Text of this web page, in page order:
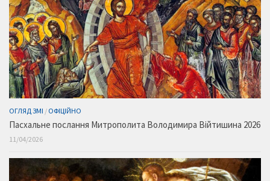
ОГЛЯД ЗМІ / ОФІЦІЙНО
Пасхальне послання Митрополита Володимира Війтишина 2026
11/04/2026